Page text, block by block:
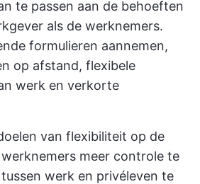
te passen aan de behoeften
als de werknemers.
formulieren aannemen,
op afstand, flexibele
werk en verkorte
van flexibiliteit op de
meer controle te
werk en privéleven te